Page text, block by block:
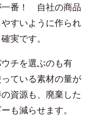
一番！ 自社の商品
すいように作られ
実です。
チを選ぶのも有
ている素材の量が
資源も、廃棄した
も減らせます。